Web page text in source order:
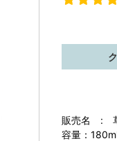
販売名 :
容量：